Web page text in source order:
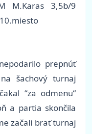
M.Karas 3,5b/9
prepnúť
šachový turnaj
“za odmenu“
a partia skončila
začali brať turnaj